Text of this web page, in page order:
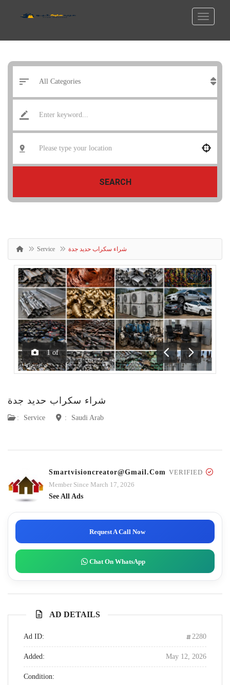
SEARCH
Service شراء سكراب حديد جدة
1 of
Previous
Next
شراء سكراب حديد جدة
: Service : Saudi Arab
Smartvisioncreator@gmail.com VERIFIED
Member Since March 17, 2026
See All Ads
Request A Call Now
Chat On WhatsApp
AD DETAILS
Ad ID: 2280
Added: May 12, 2026
Condition: